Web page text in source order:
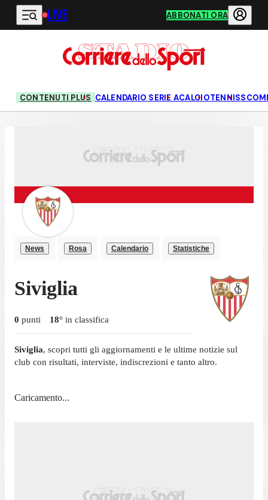
Vai al contenuto principale
LIVE ABBONATI ORA
CONTENUTI PLUS CALENDARIO SERIE ACALCIOTENNIS
News Rosa Calendario Statistiche
Siviglia
0 punti 18° in classifica
Siviglia, scopri tutti gli aggiornamenti e le ultime notizie sul
club con risultati, interviste, indiscrezioni e tanto altro.
Caricamento...